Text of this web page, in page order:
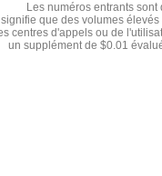
Les numéros entrants
signifie que des volumes
centres d'appels ou de
un supplément de $0.01